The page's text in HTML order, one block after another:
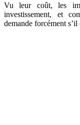
Vu leur coût, les
investissement, et
demande forcément